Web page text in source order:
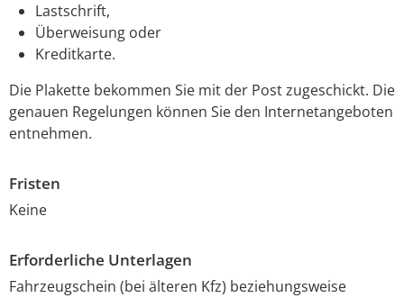
Lastschrift,
Überweisung oder
Kreditkarte.
Die Plakette bekommen Sie mit der Post zugeschickt. Die
genauen Regelungen können Sie den Internetangeboten
entnehmen.
Fristen
Keine
Erforderliche Unterlagen
Fahrzeugschein (bei älteren Kfz) beziehungsweise